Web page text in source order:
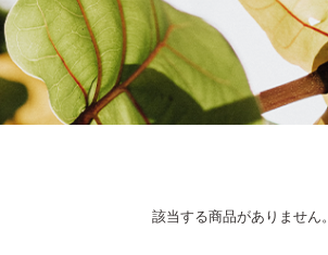
該当する商品がありません。